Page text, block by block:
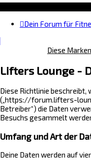
Dein Forum für
Diese
Lifters Lounge -
Diese Richtlinie beschreibt,
(„https://forum.lifters-
Betreiber“) die Daten
Besuchs gesammelt
Umfang und Art der
Deine Daten werden auf